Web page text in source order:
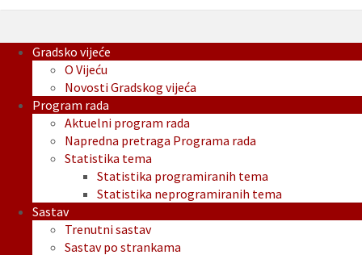
Gradsko vijeće
O Vijeću
Novosti Gradskog vijeća
Program rada
Aktuelni program rada
Napredna pretraga Programa rada
Statistika tema
Statistika programiranih tema
Statistika neprogramiranih tema
Sastav
Trenutni sastav
Sastav po strankama